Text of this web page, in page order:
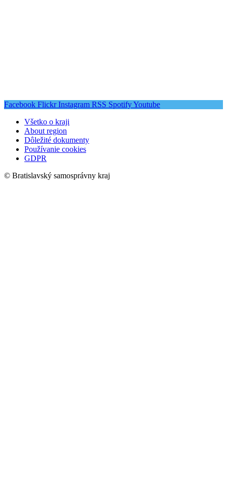
Facebook Flickr Instagram RSS SpotifyYoutube
Všetko o kraji
About region
Dôležité dokumenty
Používanie cookies
GDPR
© Bratislavský samosprávny kraj